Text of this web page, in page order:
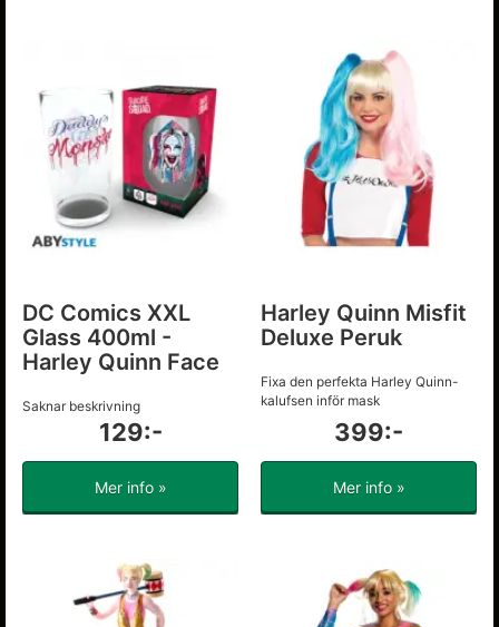
DC Comics XXL
Glass 400ml -
Harley Quinn Face
Saknar beskrivning
129:-
Mer info »
Harley Quinn Misfit
Deluxe Peruk
Fixa den perfekta Harley Quinn-
kalufsen inför mask
399:-
Mer info »